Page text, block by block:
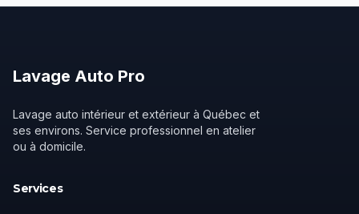
Lavage Auto Pro
Lavage auto intérieur et extérieur à Québec et
ses environs. Service professionnel en atelier
ou à domicile.
Services